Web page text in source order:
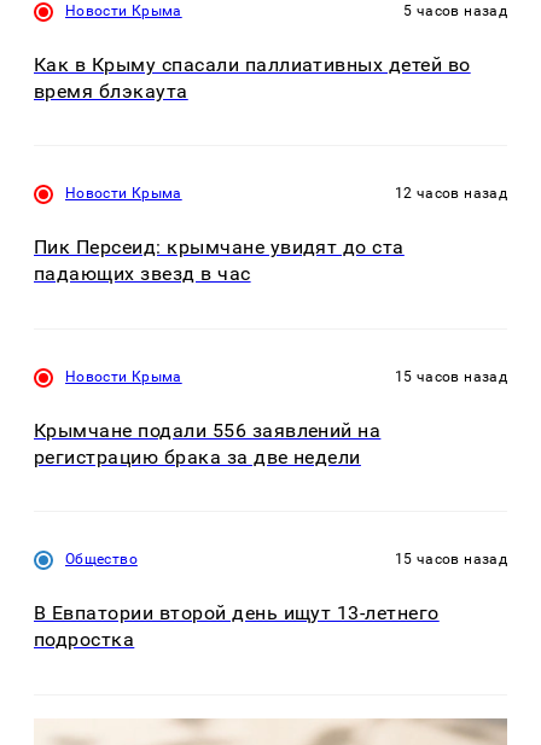
Новости Крыма 5 часов назад
Как в Крыму спасали паллиативных детей во
время блэкаута
Новости Крыма 12 часов назад
Пик Персеид: крымчане увидят до ста
падающих звезд в час
Новости Крыма 15 часов назад
Крымчане подали 556 заявлений на
регистрацию брака за две недели
Общество 15 часов назад
В Евпатории второй день ищут 13-летнего
подростка